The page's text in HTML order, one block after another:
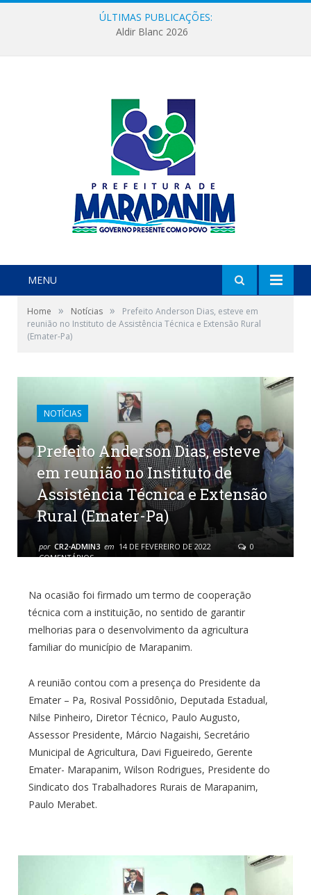
ÚLTIMAS PUBLICAÇÕES:
Aldir Blanc 2026
MENU
Home » Notícias »
Prefeito Anderson Dias, esteve em
reunião no Instituto de Assistência Técnica e Extensão Rural
(Emater-Pa)
NOTÍCIAS
Prefeito Anderson Dias, esteve
em reunião no Instituto de
Assistência Técnica e Extensão
Rural (Emater-Pa)
por CR2-ADMIN3 em 14 DE FEVEREIRO DE 2022
0
COMENTÁRIOS
Na ocasião foi firmado um termo de cooperação
técnica com a instituição, no sentido de garantir
melhorias para o desenvolvimento da agricultura
familiar do município de Marapanim.
A reunião contou com a presença do Presidente da
Emater – Pa, Rosival Possidônio, Deputada Estadual,
Nilse Pinheiro, Diretor Técnico, Paulo Augusto,
Assessor Presidente, Márcio Nagaishi, Secretário
Municipal de Agricultura, Davi Figueiredo, Gerente
Emater- Marapanim, Wilson Rodrigues, Presidente do
Sindicato dos Trabalhadores Rurais de Marapanim,
Paulo Merabet.